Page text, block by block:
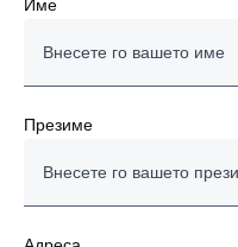
УСЛУГИ СЕРВИС
Име
Презиме